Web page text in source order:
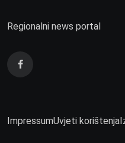
Regionalni news portal
ImpressumUvjeti korištenja